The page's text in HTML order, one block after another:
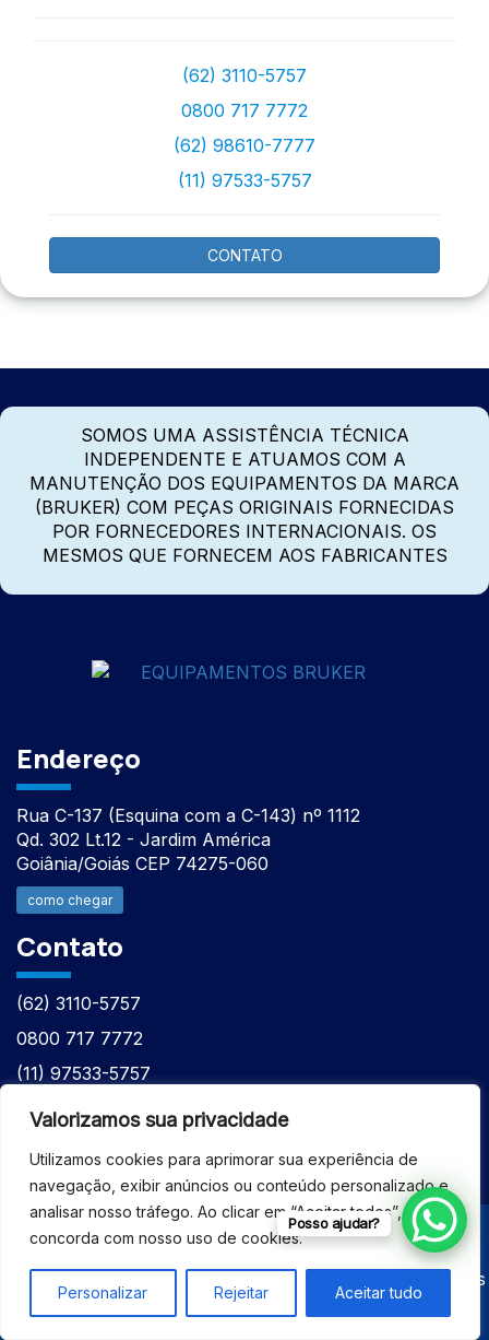
Valorizamos sua privacidade
Utilizamos cookies para aprimorar sua experiência de
navegação, exibir anúncios ou conteúdo personalizado e
analisar nosso tráfego. Ao clicar em “Aceitar todos”, você
concorda com nosso uso de cookies.
Personalizar Rejeitar Aceitar tudo
(62) 3110-5757
0800 717 7772
(62) 98610-7777
(11) 97533-5757
CONTATO
SOMOS UMA ASSISTÊNCIA TÉCNICA
INDEPENDENTE E ATUAMOS COM A
MANUTENÇÃO DOS EQUIPAMENTOS DA MARCA
(BRUKER) COM PEÇAS ORIGINAIS FORNECIDAS
POR FORNECEDORES INTERNACIONAIS. OS
MESMOS QUE FORNECEM AOS FABRICANTES
Endereço
Rua C-137 (Esquina com a C-143) nº 1112
Qd. 302 Lt.12 - Jardim América
Goiânia/Goiás CEP 74275-060
como chegar
Contato
(62) 3110-5757
0800 717 7772
(11) 97533-5757
(62) 98610-7777
© 2026 - ASSISTÊNCIA TÉCNICA ESPECIALIZADA
EQUIPAMENTOS BRUKER - Todos os direitos reservados
Posso ajudar?